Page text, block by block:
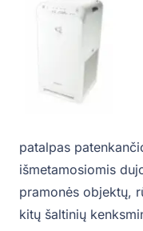
patalpas
išmetamosiomis
pramonės objektų,
kitų šaltinių